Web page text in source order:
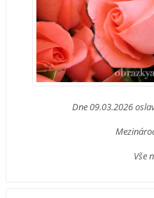
Dne 09.03.2026
Vše